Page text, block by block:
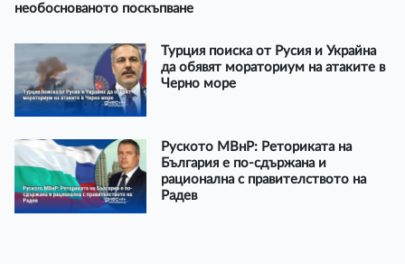
необоснованото поскъпване
Турция поиска от Русия и Украйна
да обявят мораториум на атаките в
Черно море
Руското МВнР: Реториката на
България е по-сдържана и
рационална с правителството на
Радев